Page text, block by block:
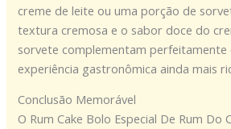
creme de leite ou uma porção de
textura cremosa e o sabor doce do
sorvete complementam perfeitamente
experiência gastronômica ainda mais
Conclusão Memorável
O Rum Cake Bolo Especial De Rum Do